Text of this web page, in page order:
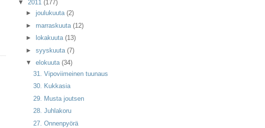
▼ 2011 (177)
► joulukuuta (2)
► marraskuuta (12)
►
lokakuuta (13)
► syyskuuta (7)
▼ elokuuta (34)
31. Vipoviimeinen tuunaus
30. Kukkasia
29. Musta joutsen
28. Juhlakoru
27. Onnenpyörä